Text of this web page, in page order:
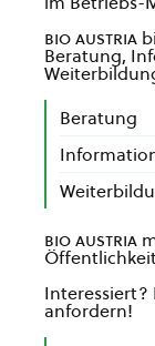
bio austria
Beratung,
Beratung
bio austria
anfordern!